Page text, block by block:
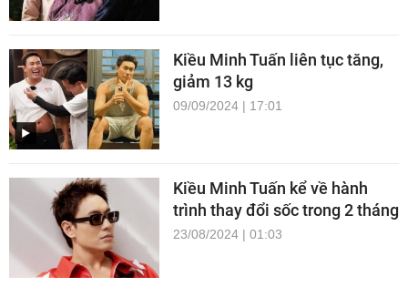
Kiều Minh Tuấn liên tục tăng,
giảm 13 kg
09/09/2024 | 17:01
Kiều Minh Tuấn kể về hành
trình thay đổi sốc trong 2 tháng
23/08/2024 | 01:03